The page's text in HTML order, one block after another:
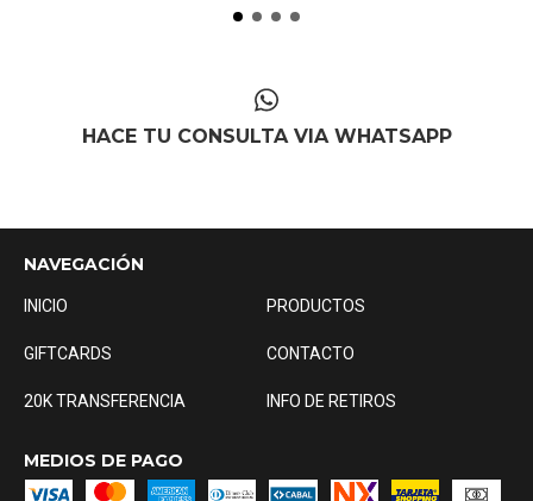
HACE TU CONSULTA VIA WHATSAPP
NAVEGACIÓN
INICIO PRODUCTOS
GIFTCARDS CONTACTO
20K TRANSFERENCIA INFO DE RETIROS
MEDIOS DE PAGO